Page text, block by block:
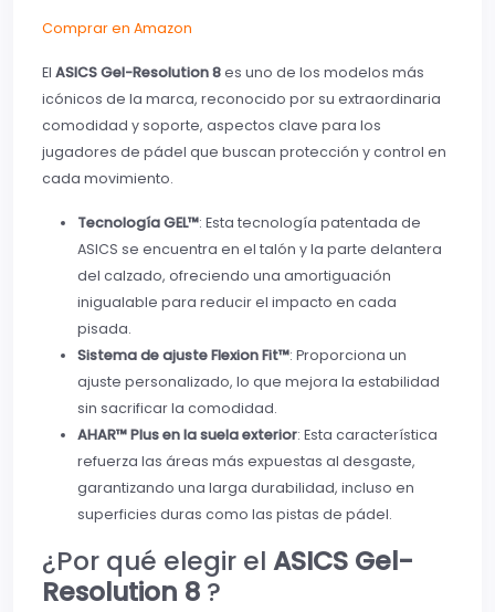
Comprar en Amazon
El ASICS Gel-Resolution 8es uno de los modelos más
icónicos de la marca, reconocido por su extraordinaria
comodidad y soporte, aspectos clave para los
jugadores de pádel que buscan protección y control en
cada movimiento.
Tecnología GEL™: Esta tecnología patentada de
ASICS se encuentra en el talón y la parte delantera
del calzado, ofreciendo una amortiguación
inigualable para reducir el impacto en cada
pisada.
Sistema de ajuste Flexion Fit™: Proporciona un
ajuste personalizado, lo que mejora la estabilidad
sin sacrificar la comodidad.
AHAR™ Plus en la suela exterior: Esta característica
refuerza las áreas más expuestas al desgaste,
garantizando una larga durabilidad, incluso en
superficies duras como las pistas de pádel.
¿Por qué elegir el ASICS Gel-
Resolution 8 ?